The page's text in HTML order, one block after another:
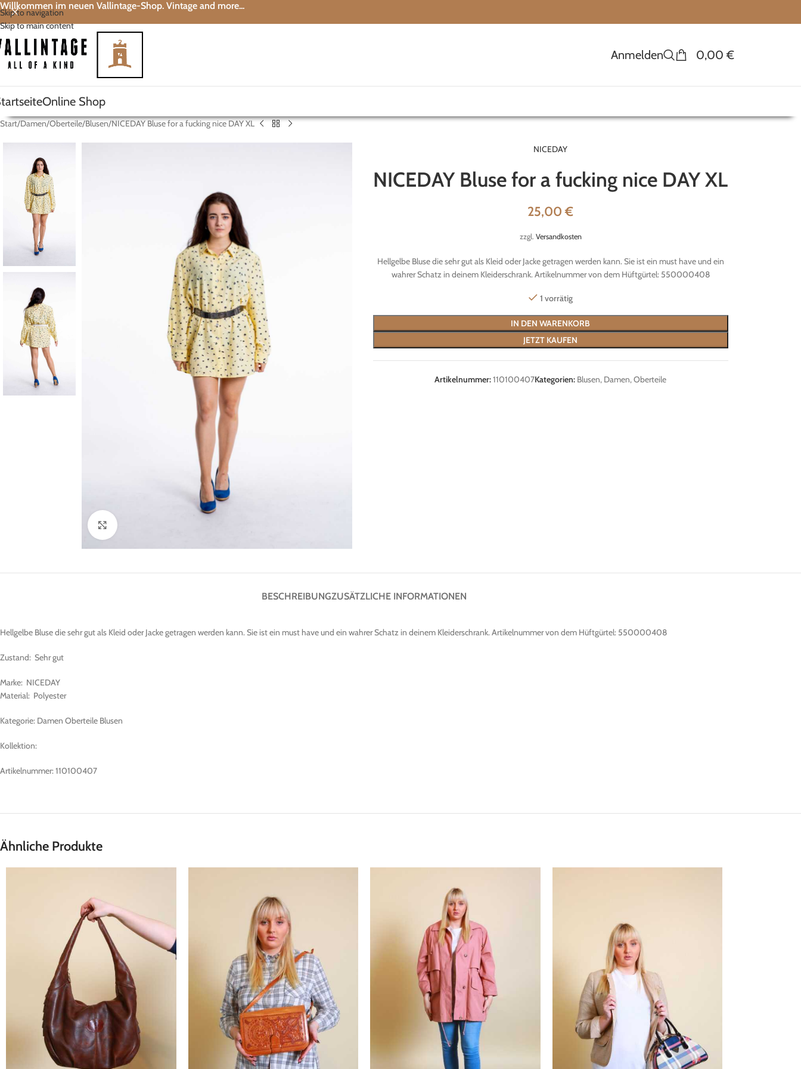
Skip to navigation
Skip to main content
Willkommen im neuen Vallintage-Shop. Vintage and more...
Anmelden 0,00€
Online Shop
Start Damen Oberteile Blusen NICEDAY Bluse for a fucking nice DAY XL
NICEDAY
NICEDAY Bluse for a fucking nice DAY XL
25,00€
zzgl. Versandkosten
Hellgelbe Bluse die sehr gut als Kleid oder Jacke getragen werden kann. Sie ist ein must have und ein
wahrer Schatz in deinem Kleiderschrank. Artikelnummer von dem Hüftgürtel: 550000408
1 vorrätig
IN DEN WARENKORB
JETZT KAUFEN
Artikelnummer:110100407Kategorien: Blusen, Damen,Oberteile
BESCHREIBUNGZUSÄTZLICHE INFORMATIONEN
Hellgelbe Bluse die sehr gut als Kleid oder Jacke getragen werden kann. Sie ist ein must have und ein wahrer Schatz in deinem Kleiderschrank. Artikelnummer von dem Hüftgürtel: 550000408
Zustand: Sehr gut
Marke: NICEDAY
Material: Polyester
Kategorie: Damen Oberteile Blusen
Kollektion:
Artikelnummer: 110100407
Ähnliche Produkte